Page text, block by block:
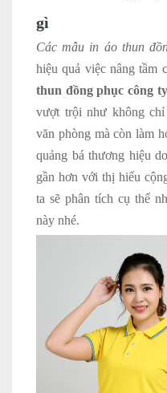
gì
Các mẫu in áo thun
hiệu quả việc nâng tầm
thun đồng phục công ty
vượt trội như không
văn phòng mà còn làm
quảng bá thương hiệu
gần hơn với thị hiếu
ta sẽ phân tích cụ thể
này nhé.